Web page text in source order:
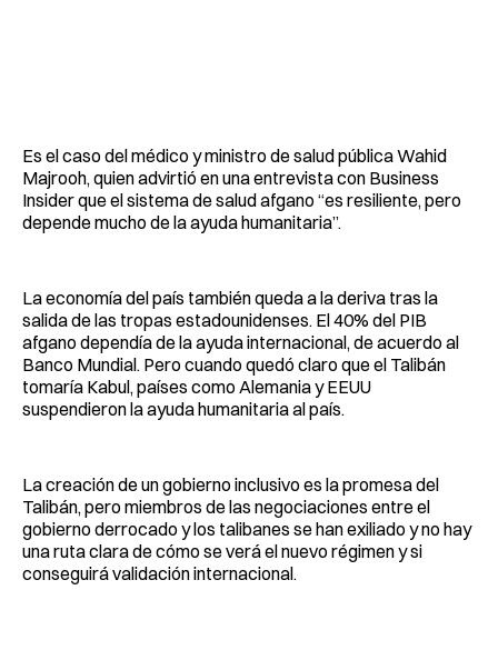
Es el caso del médico y ministro de salud pública Wahid
Majrooh, quien advirtió en una entrevista con Business
Insider que el sistema de salud afgano “es resiliente, pero
depende mucho de la ayuda humanitaria”.
La economía del país también queda a la deriva tras la
salida de las tropas estadounidenses. El 40% del PIB
afgano dependía de la ayuda internacional, de acuerdo al
Banco Mundial. Pero cuando quedó claro que el Talibán
tomaría Kabul, países como Alemania y EEUU
suspendieron la ayuda humanitaria al país.
La creación de un gobierno inclusivo es la promesa del
Talibán, pero miembros de las negociaciones entre el
gobierno derrocado y los talibanes se han exiliado y no hay
una ruta clara de cómo se verá el nuevo régimen y si
conseguirá validación internacional.